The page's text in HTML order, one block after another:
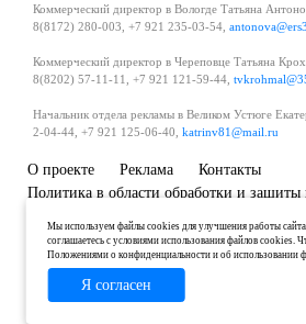
Коммерческий директор в Вологде Татьяна
8(8172) 280-003, +7 921 235-03-54,
Коммерческий директор в Череповце Татьяна
8(8202) 57-11-11, +7 921 121-59-44,
Начальник отдела рекламы в Великом Устюге
2-04-44, +7 921 125-06-40, katrinv81@mail.ru
О проекте Реклама
Контакты
Политика в области обработки и
Мы используем файлы cookies для улучшения работы
соглашаетесь с условиями использования файлов cookies.
Положениями о конфиденциальности и об использовании
Я согласен